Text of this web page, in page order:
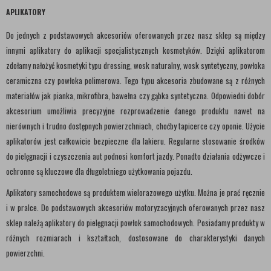
APLIKATORY
Do jednych z podstawowych akcesoriów oferowanych przez nasz sklep są między
innymi aplikatory do aplikacji specjalistycznych kosmetyków. Dzięki aplikatorom
zdołamy nałożyć kosmetyki typu dressing, wosk naturalny, wosk syntetyczny, powłoka
ceramiczna czy powłoka polimerowa. Tego typu akcesoria zbudowane są z różnych
materiałów jak pianka, mikrofibra, bawełna czy gąbka syntetyczna. Odpowiedni dobór
akcesorium umożliwia precyzyjne rozprowadzenie danego produktu nawet na
nierównych i trudno dostępnych powierzchniach, choćby tapicerce czy oponie. Użycie
aplikatorów jest całkowicie bezpieczne dla lakieru. Regularne stosowanie środków
do pielęgnacji i czyszczenia aut podnosi komfort jazdy. Ponadto działania odżywcze i
ochronne są kluczowe dla długoletniego użytkowania pojazdu.
Aplikatory samochodowe są produktem wielorazowego użytku. Można je prać ręcznie
i w pralce. Do podstawowych akcesoriów motoryzacyjnych oferowanych przez nasz
sklep należą aplikatory do pielęgnacji powłok samochodowych. Posiadamy produkty w
różnych rozmiarach i kształtach, dostosowane do charakterystyki danych
powierzchni.